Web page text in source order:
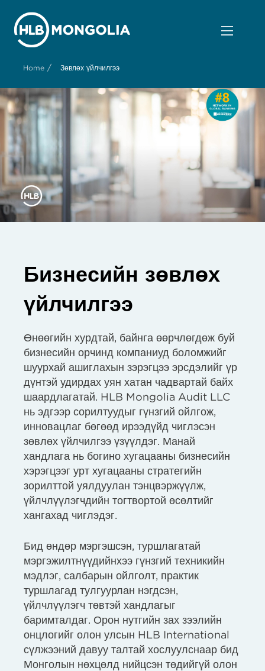
Home / Зөвлөх үйлчилгээ
Бизнесийн зөвлөх
үйлчилгээ
Өнөөгийн хурдтай, байнга өөрчлөгдөж буй
бизнесийн орчинд компаниуд боломжийг
шуурхай ашиглахын зэрэгцээ эрсдэлийг үр
дүнтэй удирдах уян хатан чадвартай байх
шаардлагатай. HLB Mongolia Audit LLC
нь эдгээр сорилтуудыг гүнзгий ойлгож,
инновацлаг бөгөөд ирээдүйд чиглэсэн
зөвлөх үйлчилгээ үзүүлдэг. Манай
хандлага нь богино хугацааны бизнесийн
хэрэгцээг урт хугацааны стратегийн
зорилттой уялдуулан тэнцвэржүүлж,
үйлчлүүлэгчдийн тогтвортой өсөлтийг
хангахад чиглэдэг.
Бид өндөр мэргэшсэн, туршлагатай
мэргэжилтнүүдийнхээ гүнзгий техникийн
мэдлэг, салбарын ойлголт, практик
туршлагад тулгуурлан нэгдсэн,
үйлчлүүлэгч төвтэй хандлагыг
баримталдаг. Орон нутгийн зах зээлийн
онцлогийг олон улсын HLB International
сүлжээний давуу талтай хослуулснаар бид
Монголын нөхцөлд нийцсэн төдийгүй олон